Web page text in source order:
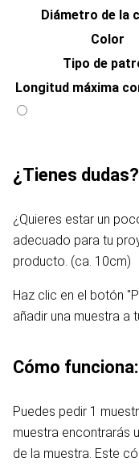
Diámetro de la
Color
Tipo de
Longitud máxima
¿Tienes
¿Quieres estar un
adecuado para tu
producto. (ca. 10cm)
Haz clic en el botón
añadir una muestra a
Cómo funciona:
Puedes pedir 1
muestra encontrarás
de la muestra. Este